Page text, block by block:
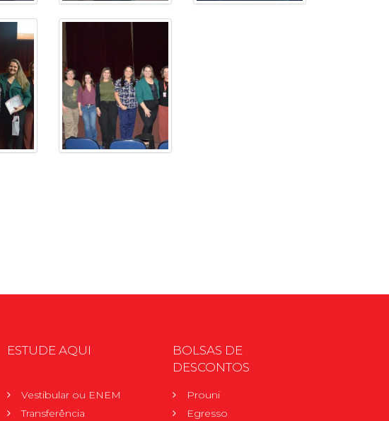
ESTUDE AQUI
Vestibular ou ENEM
Transferência
BOLSAS DE
DESCONTOS
Prouni
Egresso